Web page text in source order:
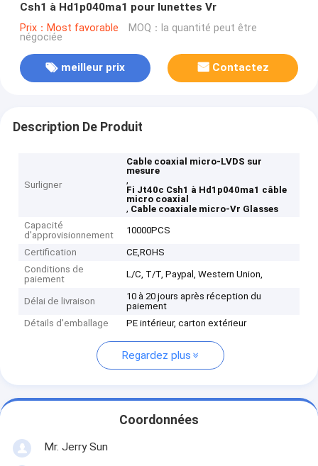
Csh1 à Hd1p040ma1 pour lunettes Vr
Prix：Most favorable MOQ：la quantité peut être
négociée
meilleur prix Contactez
Description De Produit
Surligner
Cable coaxial micro-LVDS sur
mesure
,
Fi Jt40c Csh1 à Hd1p040ma1 câble
micro coaxial
, Cable coaxiale micro-Vr Glasses
Capacité
d'approvisionnement
10000PCS
Certification
CE,ROHS
Conditions de
paiement
L/C, T/T, Paypal, Western Union,
Délai de livraison
10 à 20 jours après réception du
paiement
Détails d'emballage
PE intérieur, carton extérieur
Regardez plus
Coordonnées
Mr. Jerry Sun